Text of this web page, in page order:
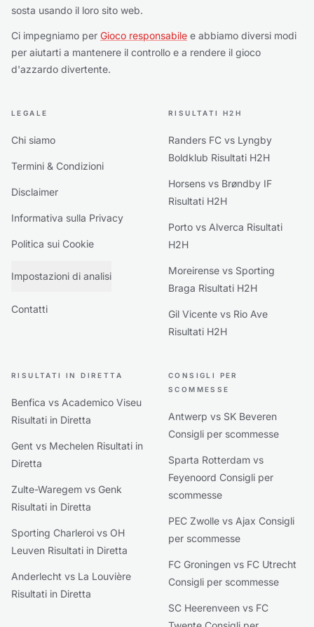
sosta usando il loro sito web.
Ci impegniamo per Gioco responsabile e abbiamo diversi modi
per aiutarti a mantenere il controllo e a rendere il gioco
d'azzardo divertente.
LEGALE
Chi siamo
Termini & Condizioni
Disclaimer
Informativa sulla Privacy
Politica sui Cookie
Impostazioni di analisi
Contatti
RISULTATI H2H
Randers FC vs Lyngby
Boldklub Risultati H2H
Horsens vs Brøndby IF
Risultati H2H
Porto vs Alverca Risultati
H2H
Moreirense vs Sporting
Braga Risultati H2H
Gil Vicente vs Rio Ave
Risultati H2H
RISULTATI IN DIRETTA
Benfica vs Academico Viseu
Risultati in Diretta
Gent vs Mechelen Risultati in
Diretta
Zulte-Waregem vs Genk
Risultati in Diretta
Sporting Charleroi vs OH
Leuven Risultati in Diretta
Anderlecht vs La Louvière
Risultati in Diretta
CONSIGLI PER
SCOMMESSE
Antwerp vs SK Beveren
Consigli per scommesse
Sparta Rotterdam vs
Feyenoord Consigli per
scommesse
PEC Zwolle vs Ajax Consigli
per scommesse
FC Groningen vs FC Utrecht
Consigli per scommesse
SC Heerenveen vs FC